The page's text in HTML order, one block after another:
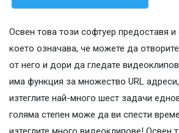
Освен това този софтуер предоставя
което означава, че можете да
от него и дори да гледате
има функция за множество URL
изтеглите най-много шест задачи
голяма степен може да ви спести